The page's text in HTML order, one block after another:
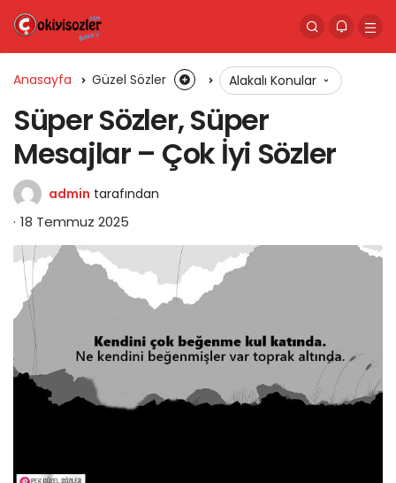
Anasayfa Güzel Sözler Alakalı Konular
Süper Sözler, Süper
Mesajlar – Çok İyi Sözler
admin tarafından
18 Temmuz 2025